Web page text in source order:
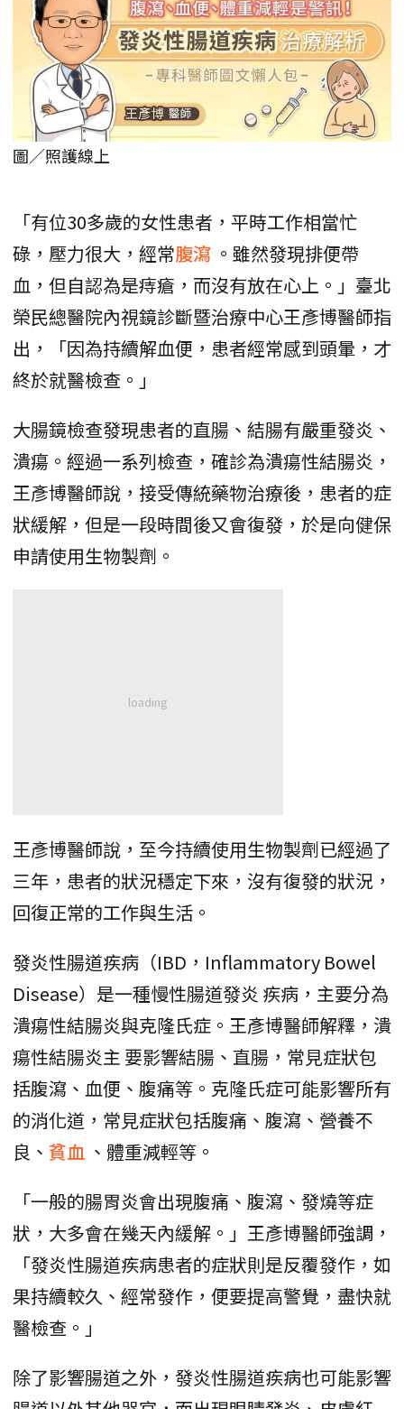
圖／照護線上
「有位30多歲的女性患者，平時工作相當忙
碌，壓力很大，經常腹瀉 。雖然發現排便帶
血，但自認為是痔瘡，而沒有放在心上。」臺北
榮民總醫院內視鏡診斷暨治療中心王彥博醫師指
出，「因為持續解血便，患者經常感到頭暈，才
終於就醫檢查。」
大腸鏡檢查發現患者的直腸、結腸有嚴重發炎、
潰瘍。經過一系列檢查，確診為潰瘍性結腸炎，
王彥博醫師說，接受傳統藥物治療後，患者的症
狀緩解，但是一段時間後又會復發，於是向健保
申請使用生物製劑。
王彥博醫師說，至今持續使用生物製劑已經過了
三年，患者的狀況穩定下來，沒有復發的狀況，
回復正常的工作與生活。
發炎性腸道疾病（IBD，Inflammatory Bowel
Disease）是一種慢性腸道發炎 疾病，主要分為
潰瘍性結腸炎與克隆氏症。王彥博醫師解釋，潰
瘍性結腸炎主 要影響結腸、直腸，常見症狀包
括腹瀉、血便、腹痛等。克隆氏症可能影響所有
的消化道，常見症狀包括腹痛、腹瀉、營養不
良、 貧血 、體重減輕等。
「一般的腸胃炎會出現腹痛、腹瀉、發燒等症
狀，大多會在幾天內緩解。」王彥博醫師強調，
「發炎性腸道疾病患者的症狀則是反覆發作，如
果持續較久、經常發作，便要提高警覺，盡快就
醫檢查。」
除了影響腸道之外，發炎性腸道疾病也可能影響